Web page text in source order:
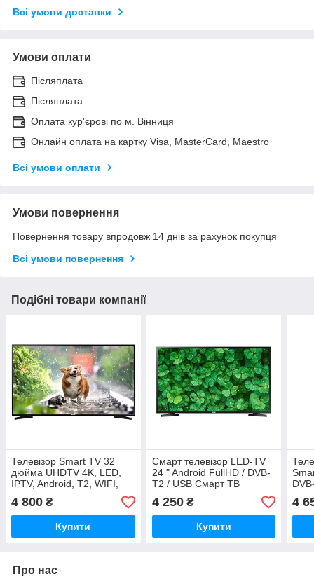
Всі умови доставки
Умови оплати
Післяплата
Післяплата
Оплата кур'єрові по м. Вінниця
Онлайн оплата на картку Visa, MasterCard, Maestro
Всі умови оплати
Умови повернення
Повернення товару впродовж 14 днів за рахунок покупця
Всі умови повернення
Подібні товари компанії
Телевізор Smart TV 32
дюйма UHDTV 4K, LED,
IPTV, Android, T2, WIFI,
USB
4 800 ₴
Купити
Смарт телевізор LED-TV
24 " Android FullHD / DVB-
T2 / USB Смарт ТВ
4 250₴
Купити
4
Про нас